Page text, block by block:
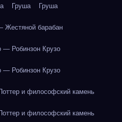
Груша Груша
Жестяной барабан
Робинзон Крузо
Робинзон Крузо
и философский камень
и философский камень